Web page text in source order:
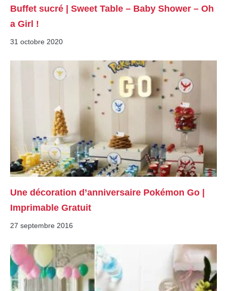
Buffet sucré | Sweet Table – Baby Shower – Oh
a Girl !
31 octobre 2020
Une décoration d’anniversaire Pokémon Go |
Imprimable Gratuit
27 septembre 2016